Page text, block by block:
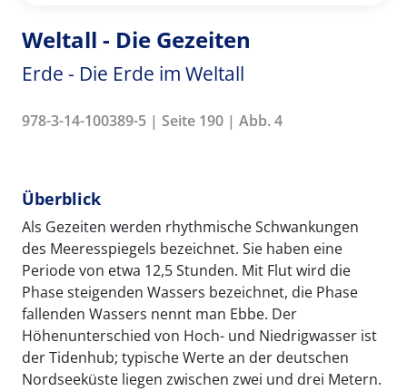
Weltall - Die Gezeiten
Erde - Die Erde im Weltall
978-3-14-100389-5 | Seite 190 | Abb. 4
Überblick
Als Gezeiten werden rhythmische Schwankungen
des Meeresspiegels bezeichnet. Sie haben eine
Periode von etwa 12,5 Stunden. Mit Flut wird die
Phase steigenden Wassers bezeichnet, die Phase
fallenden Wassers nennt man Ebbe. Der
Höhenunterschied von Hoch- und Niedrigwasser ist
der Tidenhub; typische Werte an der deutschen
Nordseeküste liegen zwischen zwei und drei Metern.